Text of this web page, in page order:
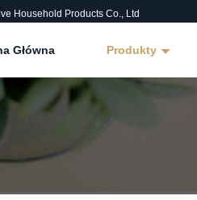
Household Products Co., Ltd
Główna Produkty